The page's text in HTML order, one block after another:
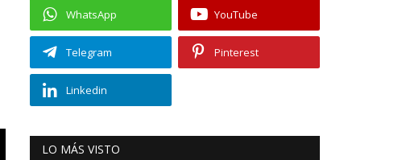
WhatsApp YouTube
Telegram Pinterest
Linkedin
LO MÁS VISTO